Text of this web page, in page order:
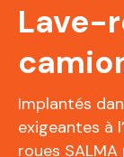
Lave-
Implantés
exigeantes à
roues